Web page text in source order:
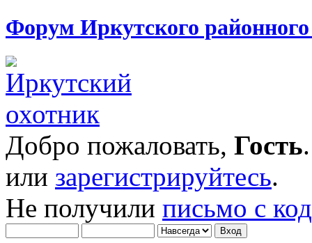
Форум Иркутского
Добро пожаловать, Гость
или зарегистрируйтесь.
Не получили письмо с